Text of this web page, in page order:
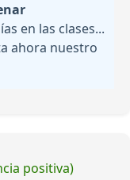
en las clases...
ahora nuestro
positiva)